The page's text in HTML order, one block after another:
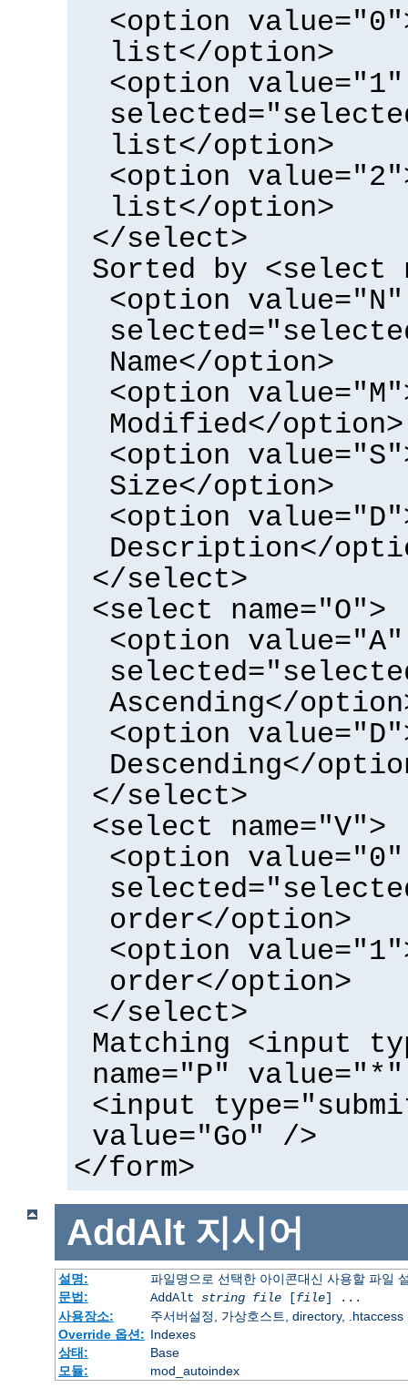
<option
list</option>
<option value="1"
list</option>
<option
list</option>
</select>
Sorted by <select
<option value="N"
Name</option>
<option
Modified</option>
<option
Size</option>
<option
Description</
</select>
<select name="O">
<option value="A"
Ascending</
<option
Descending</
</select>
<select name="V">
<option value="0"
order</option>
<option
order</option>
</select>
Matching <input
name="P"
<input
value="Go" />
</form>
AddAlt 지시어
설명:
파일명으로 선택한 아이콘대신 사용할 파일
문법:
AddAlt string file[file] ...
사용장소:
주서버설정, 가상호스트, directory, .htaccess
Override 옵션: Indexes
상태:
Base
모듈:
mod_autoindex